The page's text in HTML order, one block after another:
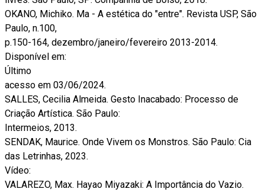
OKANO, Michiko. Ma - A estética do "entre". Revista USP, São
Paulo, n.100,
p.150-164, dezembro/janeiro/fevereiro 2013-2014.
Disponível em:
Último
acesso em 03/06/2024.
SALLES, Cecilia Almeida. Gesto Inacabado: Processo de
Criação Artística. São Paulo:
Intermeios, 2013.
SENDAK, Maurice. Onde Vivem os Monstros. São Paulo: Cia
das Letrinhas, 2023.
Vídeo:
VALAREZO, Max. Hayao Miyazaki: A Importância do Vazio.